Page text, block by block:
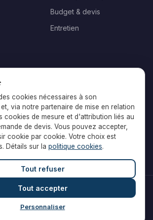
Budget & devis
Entretien
& Matières — Tous droits réservés
légales
Cookies
cookies nécessaires à son
via notre partenaire de mise en relation
cookies de mesure et d'attribution liés au
de devis. Vous pouvez accepter,
cookie par cookie. Votre choix est
Détails sur la politique cookies.
Tout refuser
Tout accepter
Personnaliser